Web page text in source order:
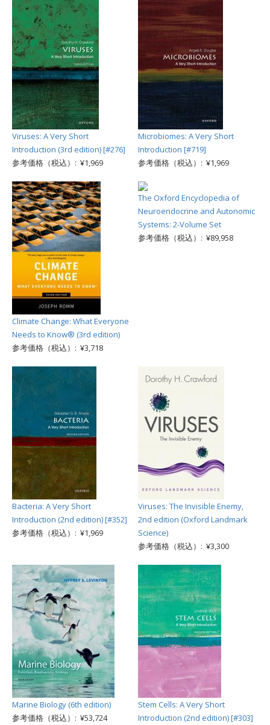
Viruses: A Very Short
Introduction (3rd edition) [#276]
参考価格（税込）: ¥1,969
Microbiomes: A Very Short
Introduction [#719]
参考価格（税込）: ¥1,969
Climate Change: What Everyone
Needs to Know® (3rd edition)
参考価格（税込）: ¥3,718
The Oxford Encyclopedia of
Neuroendocrine and Autonomic
Systems: 2-Volume Set
参考価格（税込）: ¥89,958
Bacteria: A Very Short
Introduction (2nd edition) [#352]
参考価格（税込）: ¥1,969
Viruses: The Invisible Enemy,
2nd edition (Oxford Landmark
Science)
参考価格（税込）: ¥3,300
Marine Biology (6th edition)
参考価格（税込）: ¥53,724
Stem Cells: A Very Short
Introduction (2nd edition) [#303]